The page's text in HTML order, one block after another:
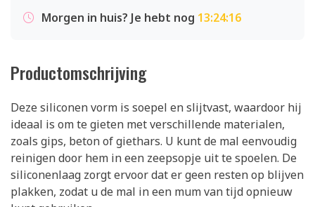
Morgen in huis? Je hebt nog 13:24:16
Productomschrijving
Deze siliconen vorm is soepel en slijtvast, waardoor hij
ideaal is om te gieten met verschillende materialen,
zoals gips, beton of giethars. U kunt de mal eenvoudig
reinigen door hem in een zeepsopje uit te spoelen. De
siliconenlaag zorgt ervoor dat er geen resten op blijven
plakken, zodat u de mal in een mum van tijd opnieuw